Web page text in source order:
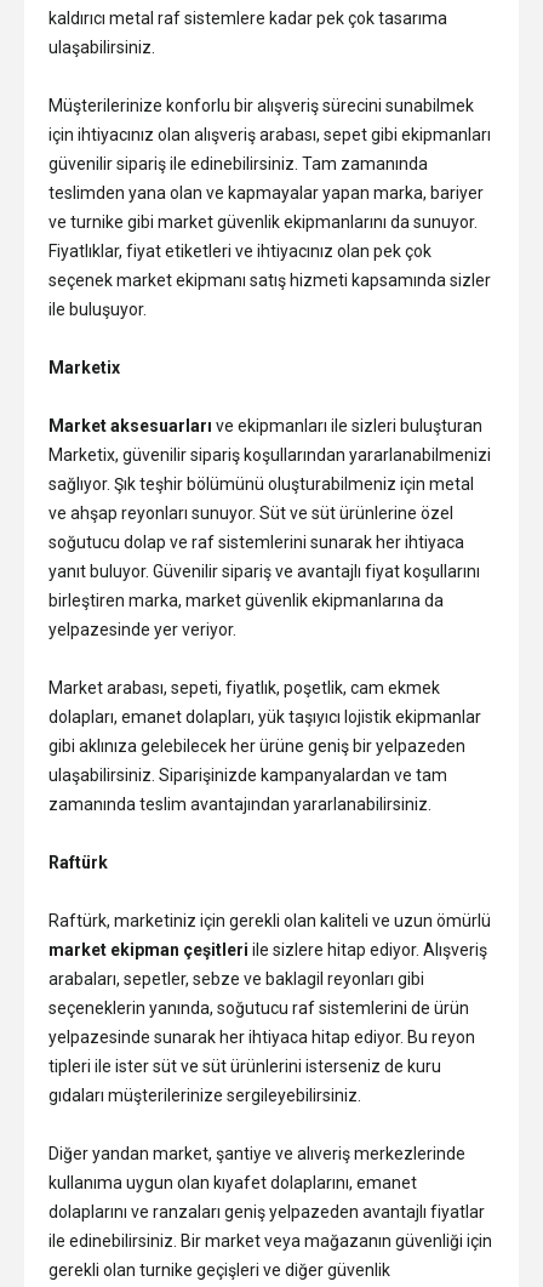
kaldırıcı metal raf sistemlere kadar pek çok tasarıma
ulaşabilirsiniz.
Müşterilerinize konforlu bir alışveriş sürecini sunabilmek
için ihtiyacınız olan alışveriş arabası, sepet gibi ekipmanları
güvenilir sipariş ile edinebilirsiniz. Tam zamanında
teslimden yana olan ve kapmayalar yapan marka, bariyer
ve turnike gibi market güvenlik ekipmanlarını da sunuyor.
Fiyatlıklar, fiyat etiketleri ve ihtiyacınız olan pek çok
seçenek market ekipmanı satış hizmeti kapsamında sizler
ile buluşuyor.
Marketix
Market aksesuarları ve ekipmanları ile sizleri buluşturan
Marketix, güvenilir sipariş koşullarından yararlanabilmenizi
sağlıyor. Şık teşhir bölümünü oluşturabilmeniz için metal
ve ahşap reyonları sunuyor. Süt ve süt ürünlerine özel
soğutucu dolap ve raf sistemlerini sunarak her ihtiyaca
yanıt buluyor. Güvenilir sipariş ve avantajlı fiyat koşullarını
birleştiren marka, market güvenlik ekipmanlarına da
yelpazesinde yer veriyor.
Market arabası, sepeti, fiyatlık, poşetlik, cam ekmek
dolapları, emanet dolapları, yük taşıyıcı lojistik ekipmanlar
gibi aklınıza gelebilecek her ürüne geniş bir yelpazeden
ulaşabilirsiniz. Siparişinizde kampanyalardan ve tam
zamanında teslim avantajından yararlanabilirsiniz.
Raftürk
Raftürk, marketiniz için gerekli olan kaliteli ve uzun ömürlü
market ekipman çeşitleri ile sizlere hitap ediyor. Alışveriş
arabaları, sepetler, sebze ve baklagil reyonları gibi
seçeneklerin yanında, soğutucu raf sistemlerini de ürün
yelpazesinde sunarak her ihtiyaca hitap ediyor. Bu reyon
tipleri ile ister süt ve süt ürünlerini isterseniz de kuru
gıdaları müşterilerinize sergileyebilirsiniz.
Diğer yandan market, şantiye ve alıveriş merkezlerinde
kullanıma uygun olan kıyafet dolaplarını, emanet
dolaplarını ve ranzaları geniş yelpazeden avantajlı fiyatlar
ile edinebilirsiniz. Bir market veya mağazanın güvenliği için
gerekli olan turnike geçişleri ve diğer güvenlik